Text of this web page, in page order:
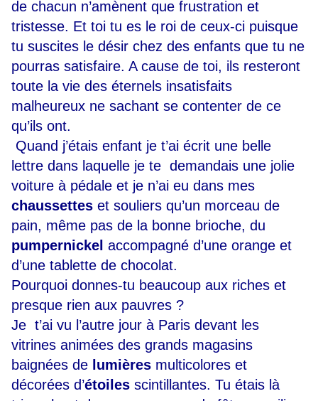
de chacun n’amènent que frustration et
tristesse. Et toi tu es le roi de ceux-ci puisque
tu suscites le désir chez des enfants que tu ne
pourras satisfaire. A cause de toi, ils resteront
toute la vie des éternels insatisfaits
malheureux ne sachant se contenter de ce
qu’ils ont.
Quand j’étais enfant je t’ai écrit une belle
lettre dans laquelle je te demandais une jolie
voiture à pédale et je n’ai eu dans mes
chaussettes et souliers qu’un morceau de
pain, même pas de la bonne brioche, du
pumpernickel accompagné d’une orange et
d’une tablette de chocolat.
Pourquoi donnes-tu beaucoup aux riches et
presque rien aux pauvres ?
Je t’ai vu l’autre jour à Paris devant les
vitrines animées des grands magasins
baignées de lumières multicolores et
décorées d’étoiles scintillantes. Tu étais là